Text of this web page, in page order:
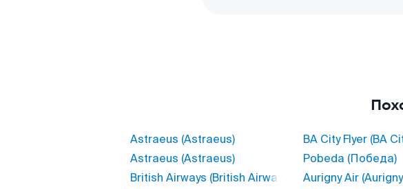
Astraeus (Astraeus)
Astraeus (Astraeus)
British Airways (British Airways)
BA City Flyer (BA
Pobeda (Победа)
Aurigny Air